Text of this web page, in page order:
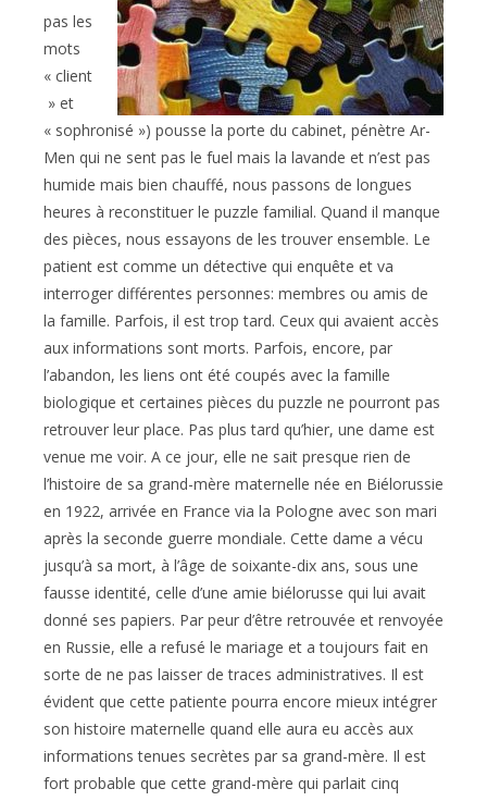
pas les
mots
« client
» et
« sophronisé ») pousse la porte du cabinet, pénètre Ar-
Men qui ne sent pas le fuel mais la lavande et n’est pas
humide mais bien chauffé, nous passons de longues
heures à reconstituer le puzzle familial. Quand il manque
des pièces, nous essayons de les trouver ensemble. Le
patient est comme un détective qui enquête et va
interroger différentes personnes: membres ou amis de
la famille. Parfois, il est trop tard. Ceux qui avaient accès
aux informations sont morts. Parfois, encore, par
l’abandon, les liens ont été coupés avec la famille
biologique et certaines pièces du puzzle ne pourront pas
retrouver leur place. Pas plus tard qu’hier, une dame est
venue me voir. A ce jour, elle ne sait presque rien de
l’histoire de sa grand-mère maternelle née en Biélorussie
en 1922, arrivée en France via la Pologne avec son mari
après la seconde guerre mondiale. Cette dame a vécu
jusqu’à sa mort, à l’âge de soixante-dix ans, sous une
fausse identité, celle d’une amie biélorusse qui lui avait
donné ses papiers. Par peur d’être retrouvée et renvoyée
en Russie, elle a refusé le mariage et a toujours fait en
sorte de ne pas laisser de traces administratives. Il est
évident que cette patiente pourra encore mieux intégrer
son histoire maternelle quand elle aura eu accès aux
informations tenues secrètes par sa grand-mère. Il est
fort probable que cette grand-mère qui parlait cinq